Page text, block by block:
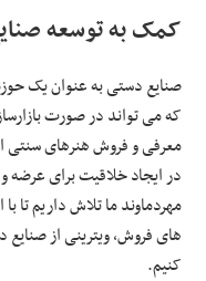
کمک به توسعه
صنایع دستی به عنوان یک
که می تواند در صورت
معرفی و فروش هنرهای سنتی
در ایجاد خلاقیت برای عرضه
مهردماوند ما تلاش داریم تا
های فروش، ویترینی از صنایع
کنیم.